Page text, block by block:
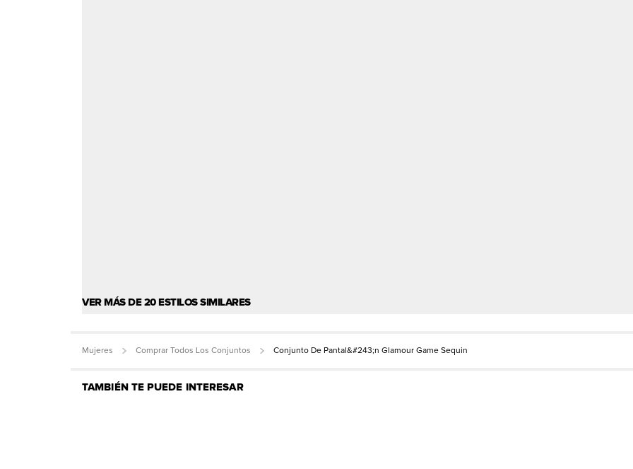
VER MÁS DE 20 ESTILOS SIMILARES
Mujeres Comprar Todos Los Conjuntos Conjunto De Pantal&#243;n Glamour Game Sequin
TAMBIÉN TE PUEDE INTERESAR